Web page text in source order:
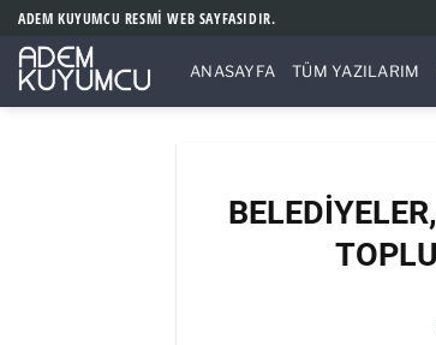
İçeriğe
atla
ADEM KUYUMCU RESMİ WEB SAYFASIDIR.
ANASAYFA TÜM YAZILARIM